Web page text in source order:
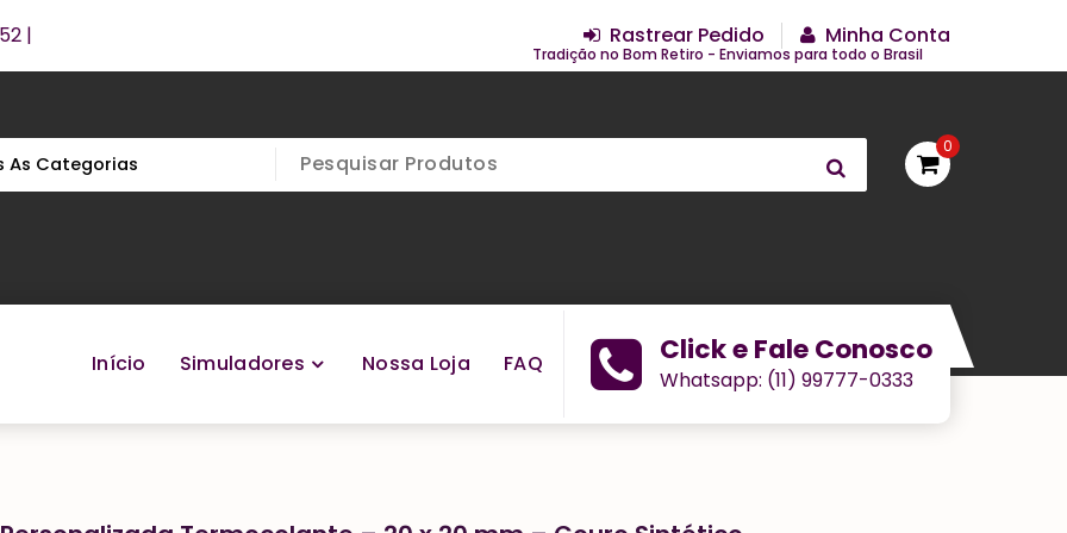
|
Tradição no Bom Retiro - Enviamos para todo o Brasil
Rastrear Pedido Minha Conta
0
Início Simuladores Nossa Loja FAQ Click e Fale Conosco
Whatsapp: (11) 99777-0333